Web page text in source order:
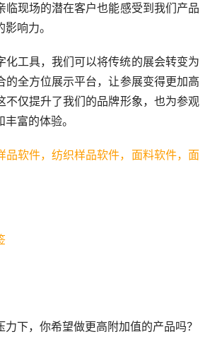
临现场的潜在客户也能感受到我们产品
响力。
化工具，我们可以将传统的展会转变为
的全方位展示平台，让参展变得更加高
不仅提升了我们的品牌形象，也为参观
富的体验。
品软件， 纺织样品软件， 面料软件， 面
下，你希望做更高附加值的产品吗？